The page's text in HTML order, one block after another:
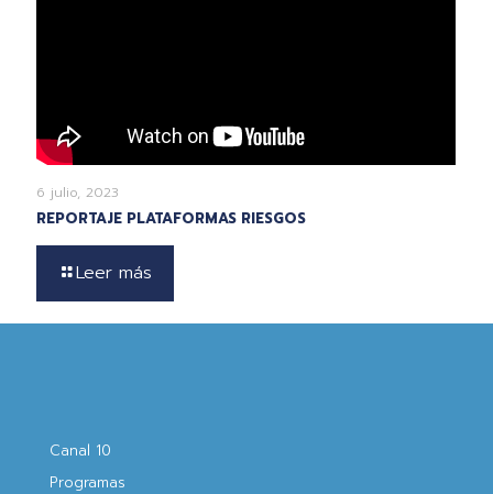
6 julio, 2023
REPORTAJE PLATAFORMAS RIESGOS
Leer más
Canal 10
Programas